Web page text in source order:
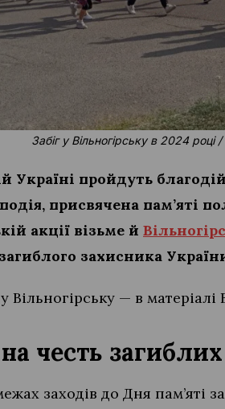
Забіг у Вільногірську в 2024 році
Україні пройдуть
присвячена пам’яті
акції візьме й
захисника
Вільногірську — в матеріалі
на честь
заходів до Дня пам’яті